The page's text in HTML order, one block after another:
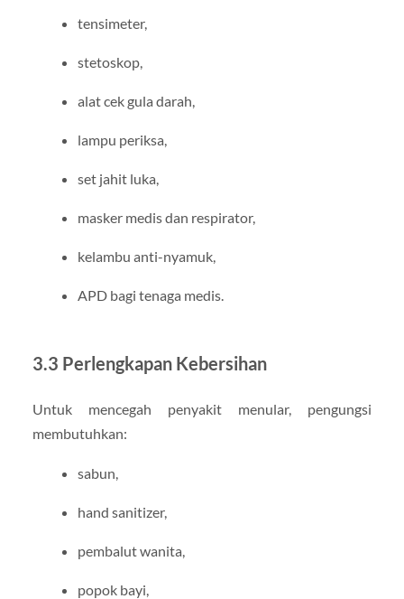
tensimeter,
stetoskop,
alat cek gula darah,
lampu periksa,
set jahit luka,
masker medis dan respirator,
kelambu anti-nyamuk,
APD bagi tenaga medis.
3.3 Perlengkapan Kebersihan
Untuk mencegah penyakit menular, pengungsi
membutuhkan:
sabun,
hand sanitizer,
pembalut wanita,
popok bayi,